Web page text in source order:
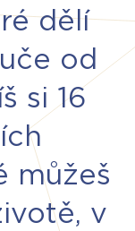
dělí
od
si 16
můžeš
v